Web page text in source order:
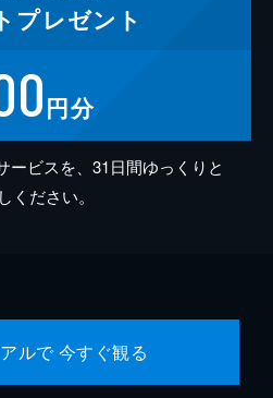
プレゼント
円分
ービスを、31日間ゆっくりと
ください。
ルで 今すぐ観る